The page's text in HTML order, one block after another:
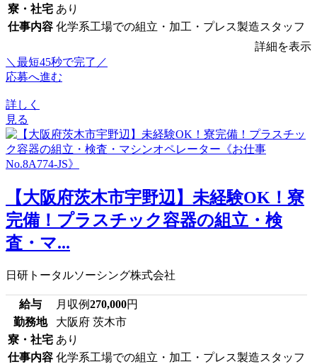
寮・社宅 あり
仕事内容 化学系工場での組立・加工・プレス製造スタッフ
詳細を表示
＼最短45秒で完了／
応募へ進む
詳しく
見る
【大阪府茨木市宇野辺】未経験OK！寮
完備！プラスチック容器の組立・検
査・マ...
日研トータルソーシング株式会社
給与 月収例270,000円
勤務地
大阪府 茨木市
寮・社宅 あり
仕事内容 化学系工場での組立・加工・プレス製造スタッフ